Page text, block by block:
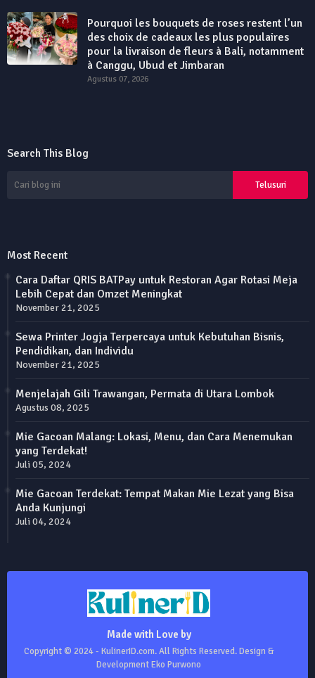
Pourquoi les bouquets de roses restent l’un
des choix de cadeaux les plus populaires
pour la livraison de fleurs à Bali, notamment
à Canggu, Ubud et Jimbaran
Agustus 07, 2026
Search This Blog
Most Recent
Cara Daftar QRIS BATPay untuk Restoran Agar Rotasi Meja
Lebih Cepat dan Omzet Meningkat
November 21, 2025
Sewa Printer Jogja Terpercaya untuk Kebutuhan Bisnis,
Pendidikan, dan Individu
November 21, 2025
Menjelajah Gili Trawangan, Permata di Utara Lombok
Agustus 08, 2025
Mie Gacoan Malang: Lokasi, Menu, dan Cara Menemukan
yang Terdekat!
Juli 05, 2024
Mie Gacoan Terdekat: Tempat Makan Mie Lezat yang Bisa
Anda Kunjungi
Juli 04, 2024
Made with Love by
Copyright © 2024 - KulinerID.com. All Rights Reserved. Design &
Development Eko Purwono